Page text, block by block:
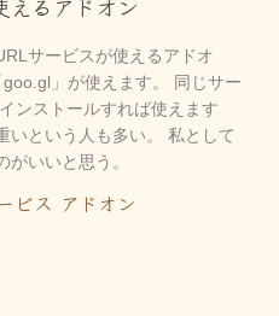
えるアドオン
サービスが使えるアドオ
」が使えます。 同じサー
ンストールすれば使えます
いという人も多い。 私として
いいと思う。
ビス アドオン